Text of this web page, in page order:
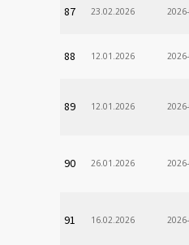
87 23.02.2026
88 12.01.2026
89 12.01.2026
90 26.01.2026
91 16.02.2026